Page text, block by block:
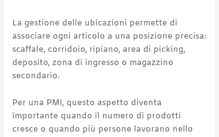
La gestione delle ubicazioni permette di
associare ogni articolo a una posizione precisa:
scaffale, corridoio, ripiano, area di picking,
deposito, zona di ingresso o magazzino
secondario.
Per una PMI, questo aspetto diventa
importante quando il numero di prodotti
cresce o quando più persone lavorano nello